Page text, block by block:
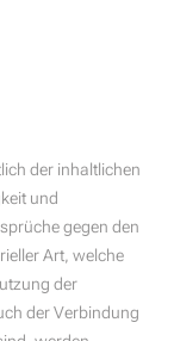
der inhaltlichen
und
gegen den
Art, welche
der
der Verbindung